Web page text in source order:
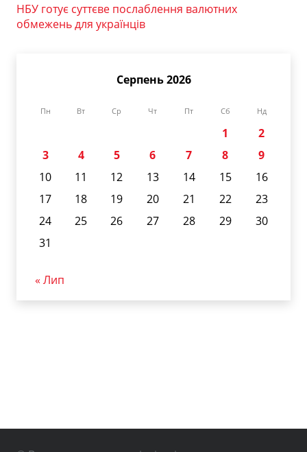
НБУ готує суттєве послаблення валютних
обмежень для українців
Серпень 2026
Пн Вт Ср Чт Пт Сб Нд
1
2
3
4 5 6 7 8
9
10
11 12 13 14 15
16
17
18 19 20 21 22
23
24
25 26 27 28 29
30
31
« Лип